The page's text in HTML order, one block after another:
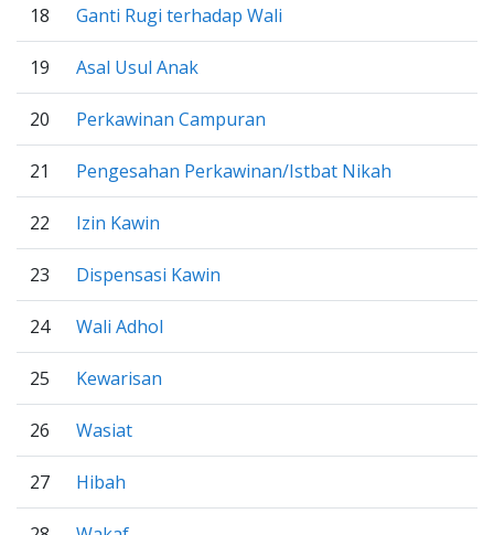
18 Ganti Rugi terhadap Wali
19 Asal Usul Anak
20 Perkawinan Campuran
21 Pengesahan Perkawinan/Istbat Nikah
22 Izin Kawin
23 Dispensasi Kawin
24 Wali Adhol
25 Kewarisan
26 Wasiat
27 Hibah